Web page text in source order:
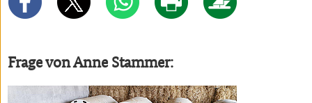
Frage von Anne Stammer: